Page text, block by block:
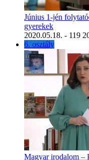
Június 1-jén
gyerekek
2020.05.18. - 119
6. osztály
Magyar irodalom –